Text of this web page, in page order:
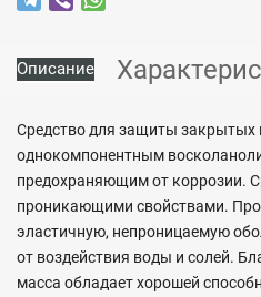
Описание
Средство для защиты закрытых
однокомпонентным
предохраняющим от коррозии.
проникающими свойствами.
эластичную, непроницаемую
от воздействия воды и солей.
масса обладает хорошей